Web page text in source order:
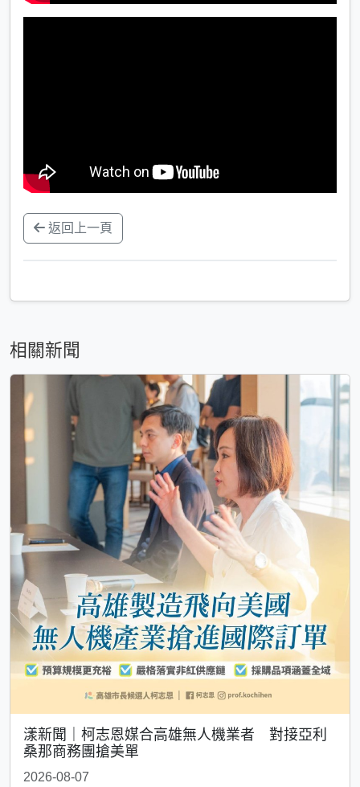
返回上一頁
相關新聞
漾新聞｜柯志恩媒合高雄無人機業者 對接亞利
桑那商務團搶美單
2026-08-07